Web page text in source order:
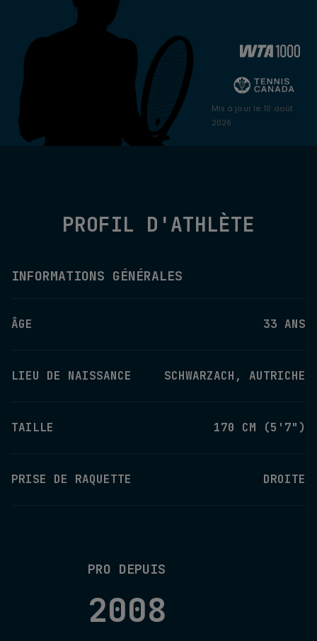
Mis à jour le: 10 août
2026
PROFIL D'ATHLÈTE
INFORMATIONS GÉNÉRALES
ÂGE 33 ANS
LIEU DE NAISSANCE SCHWARZACH, AUTRICHE
TAILLE 170 CM (5'7")
PRISE DE RAQUETTE DROITE
PRO DEPUIS
2008